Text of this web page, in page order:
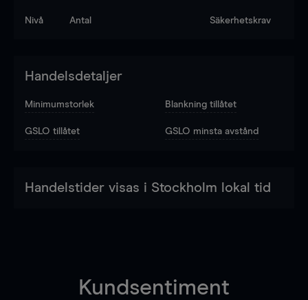
Nivå Antal Säkerhetskrav
Handelsdetaljer
Minimumstorlek Blankning tillåtet
GSLO tillåtet GSLO minsta avstånd
Handelstider visas i Stockholm lokal tid
Kundsentiment